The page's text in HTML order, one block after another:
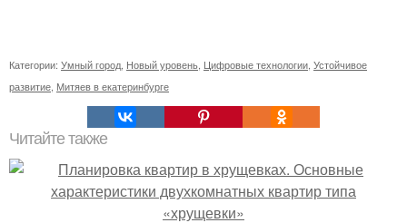
Категории: Умный город Новый уровень Цифровые технологии Устойчивое
развитие Митяев в екатеринбурге
Читайте также